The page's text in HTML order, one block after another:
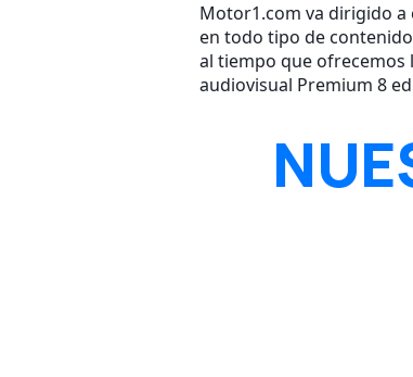
Motor1.com va dirigido a
en todo tipo de
al tiempo que ofrecemos
audiovisual Premium 8